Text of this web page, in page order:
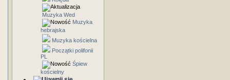
Muzyka Wed
Muzyka
hebrajska
Muzyka kościelna
Początki polifonii
PL
Śpiew
kościelny